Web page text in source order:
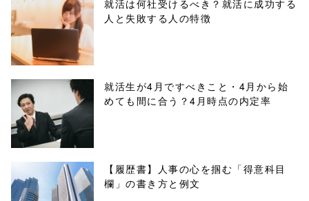
buttons.php on
line10
/1130485"
onclick="windo
w.open(this.hre
f, 'Gwindow',
'width=550,
就活は何社受けるべき？就活に成功する
人と失敗する人の特徴
就活生が4月ですべきこと・4月から始
めても間に合う？4月時点の内定率
【履歴書】人事の心を掴む「得意科目
欄」の書き方と例文